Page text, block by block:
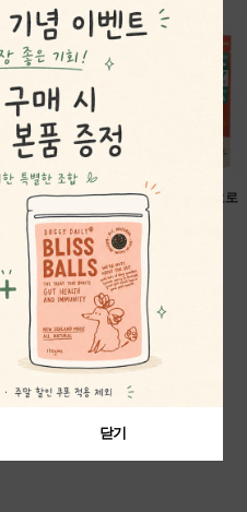
[브이-플래닛] 비건
독 푸드 미니바이트
2.04kg
39,900원
[페티펫] 비건 요로
닫기
닫기
닫기